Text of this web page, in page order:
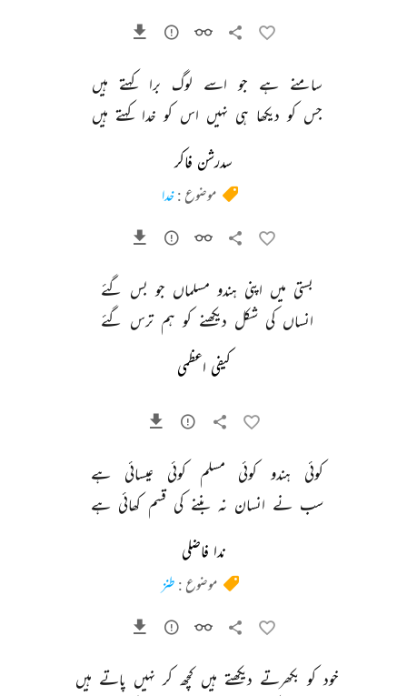
سامنے ہے جو اسے لوگ برا کہتے ہیں
جس کو دیکھا ہی نہیں اس کو خدا کہتے ہیں
سدرشن فاکر
موضوع :خدا
بستی میں اپنی ہندو مسلماں جو بس گئے
انساں کی شکل دیکھنے کو ہم ترس گئے
کیفی اعظمی
کوئی ہندو کوئی مسلم کوئی عیسائی
ہے
سب نے انسان نہ بننے کی قسم کھائی ہے
ندا فاضلی
موضوع : طنز
خود کو بکھرتے دیکھتے ہیں کچھ کر نہیں پاتے ہیں